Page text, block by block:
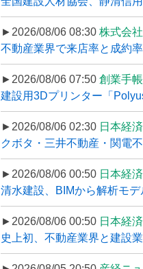
►2026/08/06 08:30 株式会
不動産業界で来店率と成約
►2026/08/06 07:50 創業手帳
建設用3Dプリンター「
►2026/08/06 02:30 日本経
クボタ・三井不動産・関電
►2026/08/06 00:50 日本経
清水建設、BIMから解析モ
►2026/08/06 00:50 日本経
史上初、不動産業界と建設